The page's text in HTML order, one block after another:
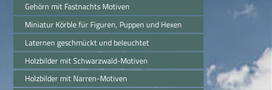
Gehörn mit Fastnachts Motiven
Miniatur Körble für Figuren, Puppen und Hexen
Laternen geschmückt und beleuchtet
Holzbilder mit Schwarzwald-Motiven
Holzbilder mit Narren-Motiven